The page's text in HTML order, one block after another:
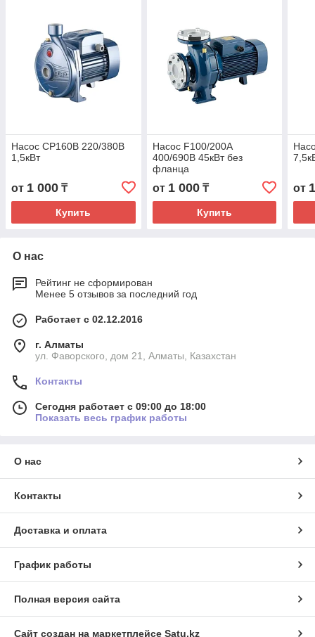
Насос CP160B 220/380В
1,5кВт
от 1 000 ₸
Купить
Насос F100/200A
400/690В 45кВт без
фланца
от 1 000₸
Купить
от
О нас
Рейтинг не сформирован
Менее 5 отзывов за последний год
Работает с 02.12.2016
г. Алматы
ул. Фаворского, дом 21, Алматы, Казахстан
Контакты
Сегодня работает с 09:00 до 18:00
Показать весь график работы
О нас
Контакты
Доставка и оплата
График работы
Полная версия сайта
Сайт создан на маркетплейсе Satu.kz